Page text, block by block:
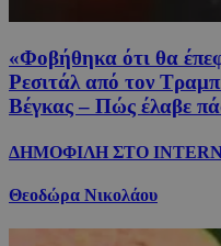
«Φοβήθηκα ότι θα
Ρεσιτάλ από τον
Βέγκας – Πώς έλαβε
ΔΗΜΟΦΙΛΗ ΣΤΟ
Θεοδώρα Νικολάου